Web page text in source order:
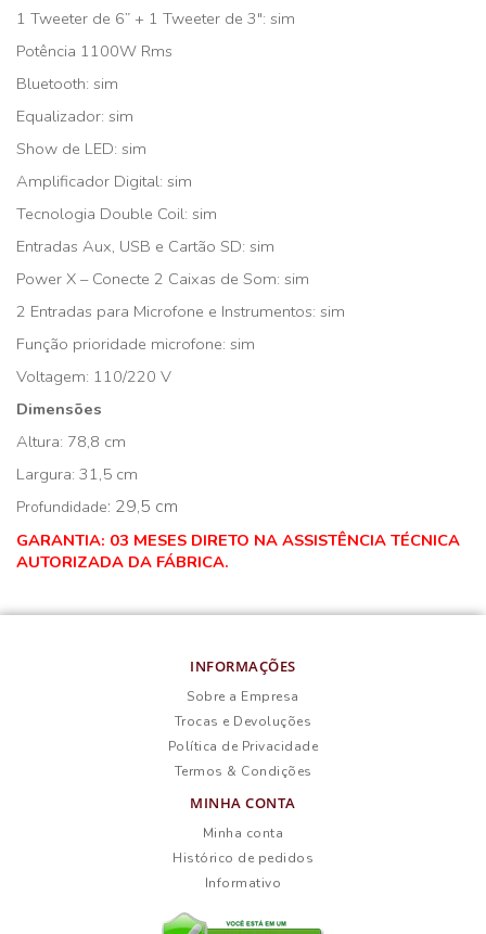
1 Tweeter de 6” + 1 Tweeter de 3″: sim
Potência 1100W Rms
Bluetooth: sim
Equalizador: sim
Show de LED: sim
Amplificador Digital: sim
Tecnologia Double Coil: sim
Entradas Aux, USB e Cartão SD: sim
Power X – Conecte 2 Caixas de Som: sim
2 Entradas para Microfone e Instrumentos: sim
Função prioridade microfone: sim
Voltagem: 110/220 V
Dimensões
Altura: 78,8 cm
Largura: 31,5 cm
Profundidade: 29,5 cm
GARANTIA: 03 MESES DIRETO NA ASSISTÊNCIA TÉCNICA
AUTORIZADA DA FÁBRICA.
INFORMAÇÕES
Sobre a Empresa
Trocas e Devoluções
Política de Privacidade
Termos & Condições
MINHA CONTA
Minha conta
Histórico de pedidos
Informativo